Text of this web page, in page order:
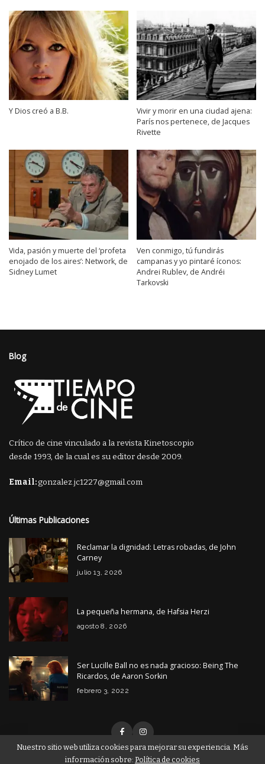
Y Dios creó a B.B.
Vivir y morir en una ciudad ajena:
París nos pertenece, de Jacques
Rivette
Vida, pasión y muerte del ‘profeta
enojado de los aires’: Network, de
Sidney Lumet
Ven conmigo, tú fundirás
campanas y yo pintaré íconos:
Andrei Rublev, de Andréi
Tarkovski
Blog
Crítico de cine vinculado a la revista Kinetoscopio
desde 1993, de la cual es su editor desde 2009.
Email:gonzalez.jc1227@gmail.com
Últimas Publicaciones
Reclamar la dignidad: Letras robadas, de John
Carney
julio 13, 2026
La pequeña hermana, de Hafsia Herzi
agosto 8, 2026
Ser Lucille Ball no es nada gracioso: Being The
Ricardos, de Aaron Sorkin
febrero 3, 2022
Nuestro sitio web utiliza cookies para mejorar su experiencia. Más
información sobre: Política de cookies